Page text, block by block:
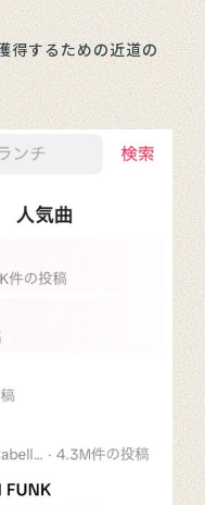
得するための近道の